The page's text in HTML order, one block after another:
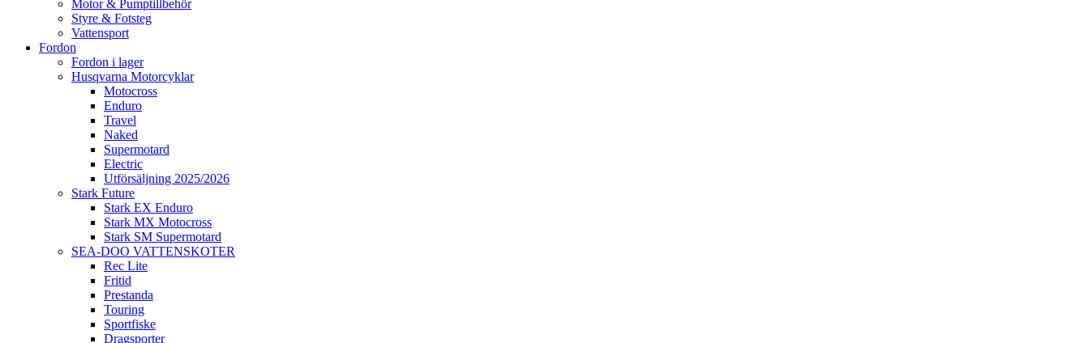
Motor & Pumptillbehör
Styre & Fotsteg
Vattensport
Fordon
Fordon i lager
Husqvarna Motorcyklar
Motocross
Enduro
Travel
Naked
Supermotard
Electric
Utförsäljning 2025/2026
Stark Future
Stark EX Enduro
Stark MX Motocross
Stark SM Supermotard
SEA-DOO VATTENSKOTER
Rec Lite
Fritid
Prestanda
Touring
Sportfiske
Dragsporter